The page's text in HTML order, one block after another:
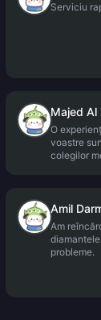
Serviciu
Majed Al
O
voastre
colegilor
Amil
Am
probleme.